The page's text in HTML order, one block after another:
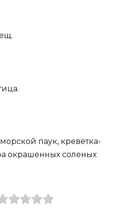
паук, креветка-
окрашенных соленых